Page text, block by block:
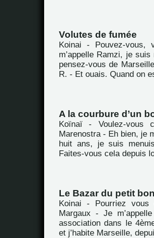
Volutes de fumée
Koinai - Pouvez-
m’appelle Ramzi, je
pensez-vous de
R. - Et ouais. Quand on
A la courbure d’un
Koïnaï - Voulez-vous
Marenostra - Eh bien, je
huit ans, je suis
Faites-vous cela depuis
Le Bazar du petit
Koinai - Pourriez vous
Margaux - Je
association dans le
et j’habite Marseille,